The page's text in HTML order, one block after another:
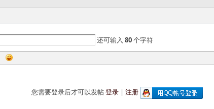
还可输入 80个字符
您需要登录后才可以发帖登录 | 注册